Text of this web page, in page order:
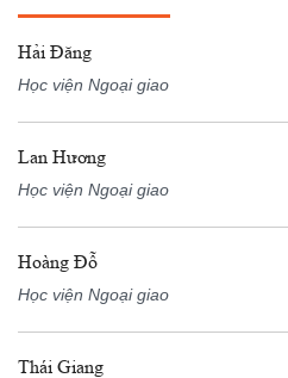
Hải Đăng
Học viện Ngoại giao
Lan Hương
Học viện Ngoại giao
Hoàng Đỗ
Học viện Ngoại giao
Thái Giang